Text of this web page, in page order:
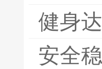
健身
安全